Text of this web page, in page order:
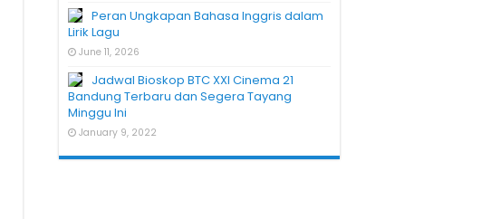
Peran Ungkapan Bahasa Inggris dalam
Lirik Lagu
June 11, 2026
Jadwal Bioskop BTC XXI Cinema 21
Bandung Terbaru dan Segera Tayang
Minggu Ini
January 9, 2022